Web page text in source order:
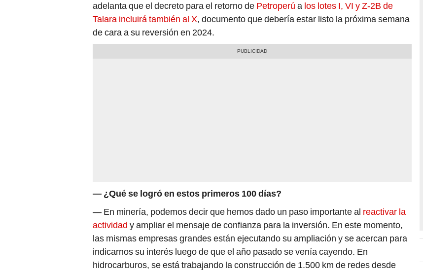
adelanta que el decreto para el retorno de Petroperú a los lotes I, VI y Z-2B de
Talara incluirá también al X, documento que debería estar listo la próxima semana
de cara a su reversión en 2024.
— ¿Qué se logró en estos primeros 100 días?
— En minería, podemos decir que hemos dado un paso importante al reactivar la
actividad y ampliar el mensaje de confianza para la inversión. En este momento,
las mismas empresas grandes están ejecutando su ampliación y se acercan para
indicarnos su interés luego de que el año pasado se venía cayendo. En
hidrocarburos, se está trabajando la construcción de 1.500 km de redes desde